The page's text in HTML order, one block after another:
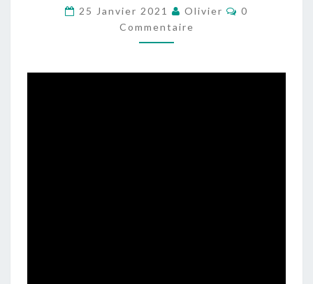
DES
OLIVIERS
25 Janvier 2021 Olivier
0
Commentaire